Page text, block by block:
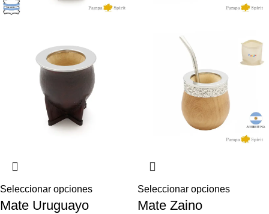
Seleccionar opciones
Mate Uruguayo
Seleccionar opciones
Mate Zaino